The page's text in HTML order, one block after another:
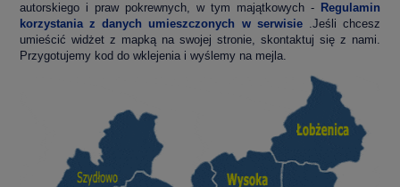
autorskiego i praw pokrewnych, w tym majątkowych - Regulamin
korzystania z danych umieszczonych w serwisie .Jeśli chcesz
umieścić widżet z mapką na swojej stronie, skontaktuj się z nami.
Przygotujemy kod do wklejenia i wyślemy na mejla.